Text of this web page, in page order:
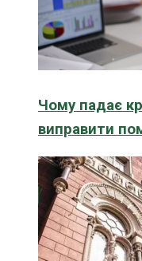
Чому падає
виправити